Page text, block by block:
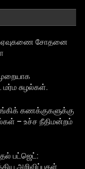
ஏவுகணை சோதனை
மர்ம சுழல்கள்.
கணக்குகளுக்கு
– உச்ச நீதிமன்றம்
பட்ஜெட்:
அறிவிப்புகள்